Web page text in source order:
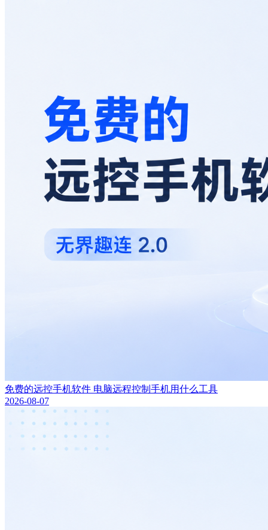
免费的远控手机软件 电脑远程控制手机用什么工具
2026-08-07